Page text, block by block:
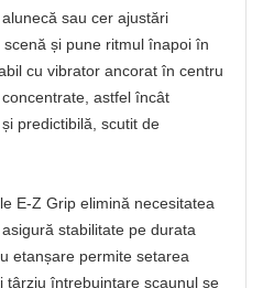
sau cer ajustări
și pune ritmul înapoi în
cu vibrator ancorat în centru
astfel încât
predictibilă, scutit de
E-Z Grip elimină necesitatea
stabilitate pe durata
etanșare permite setarea
târziu întrebuințare scaunul se